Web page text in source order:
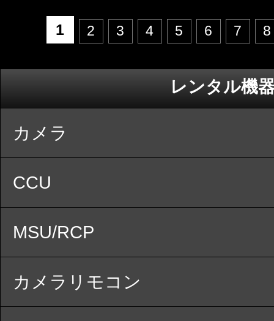
1 2 3 4 5 6 7 8
レンタル機
カメラ
CCU
MSU/RCP
カメラリモコン